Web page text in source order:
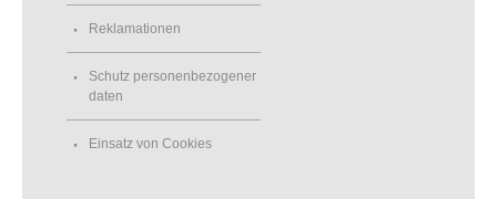
Reklamationen
Schutz personenbezogener
daten
Einsatz von Cookies